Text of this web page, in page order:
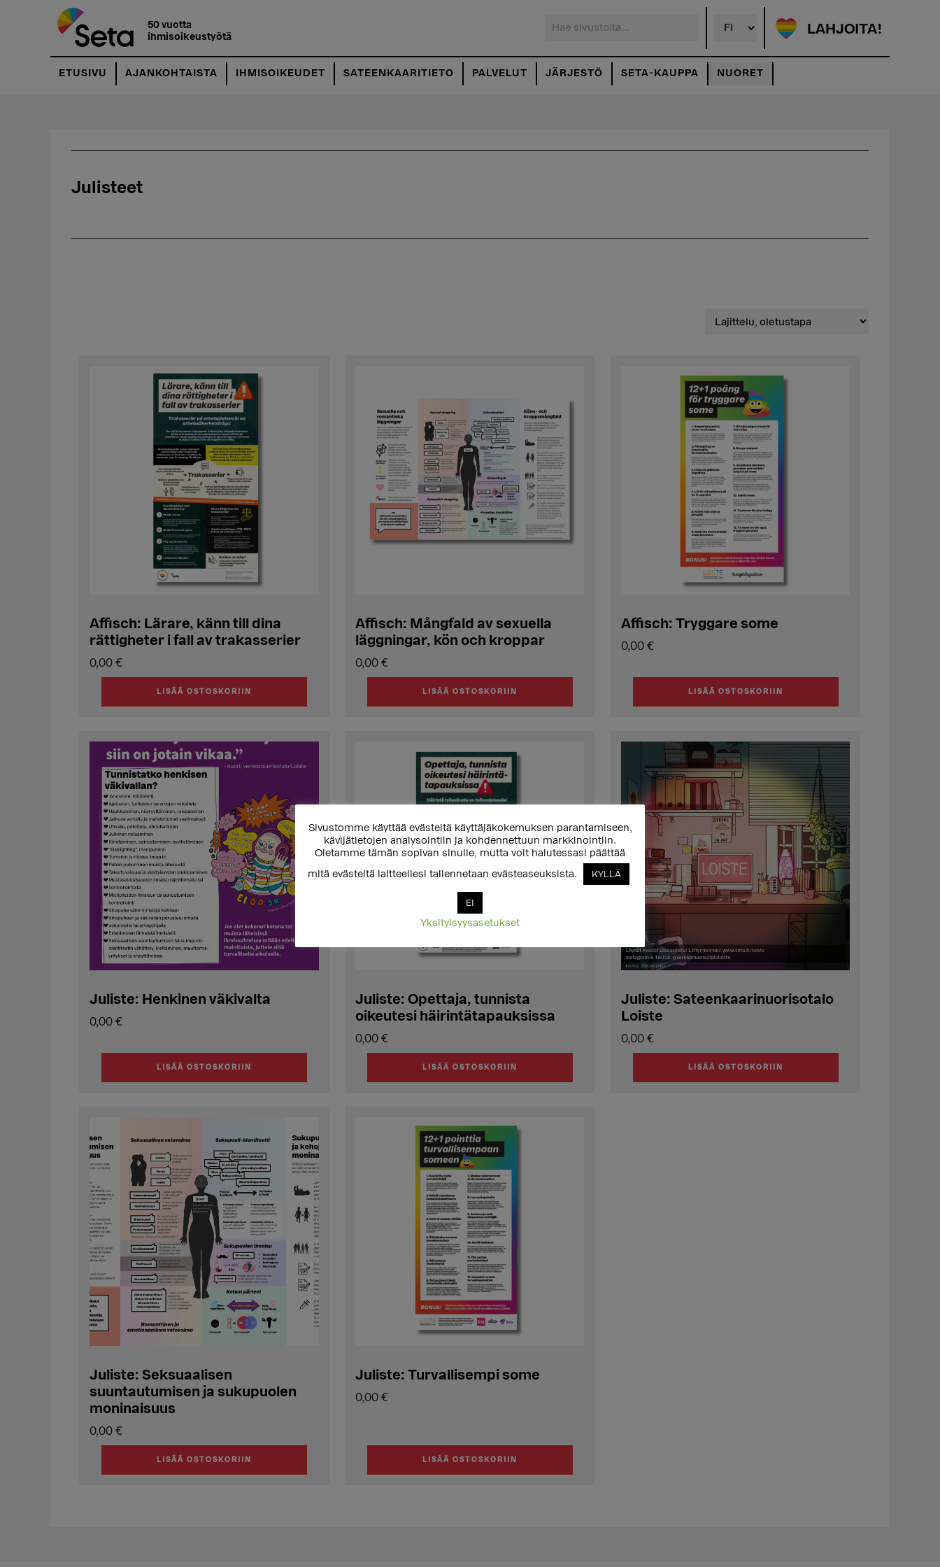
pääsisältöön
50 vuotta
ihmisoikeustyötä
LAHJOITA!
Hae
ETUSIVU AJANKOHTAISTA IHMISOIKEUDET SATEENKAARITIETO PALVELUT JÄRJESTÖ SETA-KAUPPA NUORET
Julisteet
Affisch: Lärare, känn till dina
rättigheter i fall av trakasserier
0,00€
LISÄÄ OSTOSKORIIN
Affisch: Mångfald av sexuella
läggningar, kön och kroppar
0,00€
LISÄÄ OSTOSKORIIN
Affisch: Tryggare some
0,00€
LISÄÄ OSTOSKORIIN
Juliste: Henkinen väkivalta
0,00€
LISÄÄ OSTOSKORIIN
Juliste: Opettaja, tunnista
oikeutesi häirintätapauksissa
0,00€
LISÄÄ OSTOSKORIIN
Juliste: Sateenkaarinuorisotalo
Loiste
0,00€
LISÄÄ OSTOSKORIIN
Juliste: Seksuaalisen
suuntautumisen ja sukupuolen
moninaisuus
0,00€
LISÄÄ OSTOSKORIIN
Juliste: Turvallisempi some
0,00€
LISÄÄ OSTOSKORIIN
Sivustomme käyttää evästeitä käyttäjäkokemuksen parantamiseen,
kävijätietojen analysointiin ja kohdennettuun markkinointiin.
Oletamme tämän sopivan sinulle, mutta voit halutessasi päättää
mitä evästeitä laitteellesi tallennetaan evästeaseuksista.
KYLLÄ
EI
Yksityisyysasetukset